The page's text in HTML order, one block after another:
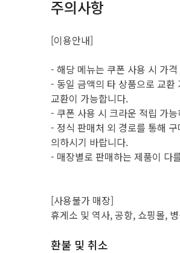
주의사항
[이용안내]
- 해당 메뉴는 쿠폰 사용 시 가
- 동일 금액의 타 상품으로 교환
교환이 가능합니다.
- 쿠폰 사용 시 크라운 적립 가
- 정식 판매처 외 경로를 통해
의하시기 바랍니다.
- 매장별로 판매하는 제품이 다
[사용불가 매장]
휴게소 및 역사, 공항, 쇼핑몰,
환불 및 취소